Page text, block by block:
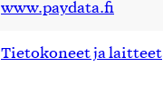
www.paydata.fi
Tietokoneet ja laitteet